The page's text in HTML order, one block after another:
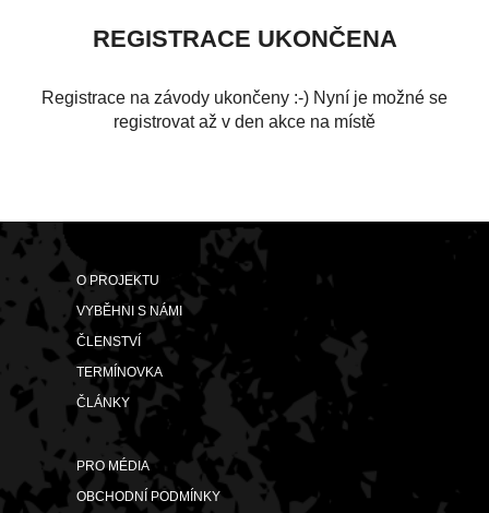
REGISTRACE UKONČENA
Registrace na závody ukončeny :-) Nyní je možné se
registrovat až v den akce na místě
O PROJEKTU
VYBĚHNI S NÁMI
ČLENSTVÍ
TERMÍNOVKA
ČLÁNKY
PRO MÉDIA
OBCHODNÍ PODMÍNKY